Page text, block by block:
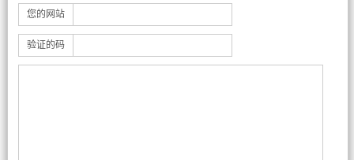
您的网站
验证的码